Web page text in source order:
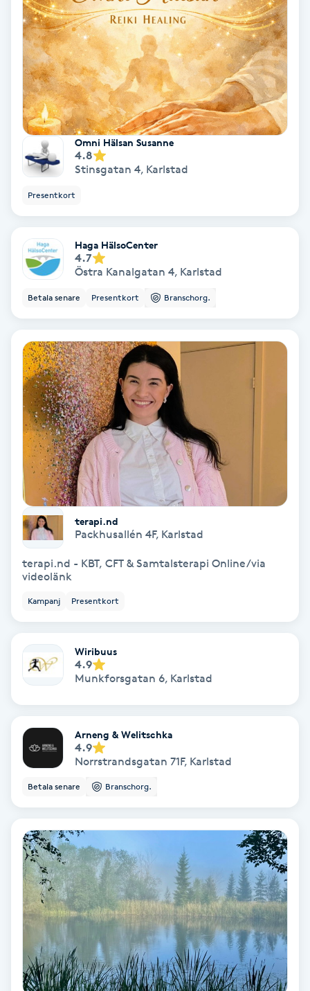
Hypnos
Hårborttagning
Hårbottenbehandling
Hårförlängning
Hårvård
Hälsprickor
Idrottsmassage
IPL hårborttagning
IR-massage
Japansk massage
K18
Katun fransar
Kemisk peeling
Keratinbehandling
Kinesiologi
Kiropraktik
Klippning
Klippning & Slingor
Klippning ungdom
Koppningsmassage
Omni Hälsan Susanne
4.8
Stinsgatan 4, Karlstad
Presentkort
Haga HälsoCenter
4.7
Östra Kanalgatan 4, Karlstad
Betala senare Presentkort Branschorg.
terapi.nd
Packhusallén 4F, Karlstad
terapi.nd - KBT, CFT & Samtalsterapi Online/via
videolänk
Kampanj Presentkort
Wiribuus
4.9
Munkforsgatan 6, Karlstad
Arneng & Welitschka
4.9
Norrstrandsgatan 71F, Karlstad
Betala senare Branschorg.